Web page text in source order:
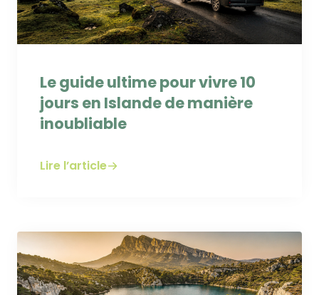
Le guide ultime pour vivre 10
jours en Islande de manière
inoubliable
Lire l’article